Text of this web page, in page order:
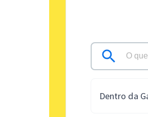
Dentro da